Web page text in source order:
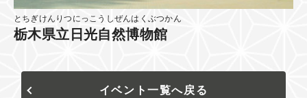
とちぎけんりつにっこうしぜんはくぶつかん
栃木県立日光自然博物館
イベント一覧へ戻る